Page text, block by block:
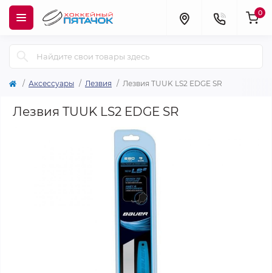
0
Аксессуары Лезвия Лезвия TUUK LS2 EDGE SR
Лезвия TUUK LS2 EDGE SR